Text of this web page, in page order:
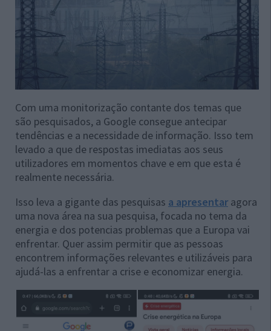
Com uma monitorização contante dos temas que
são pesquisados, a Google consegue antecipar
tendências e a necessidade de informação. Isso tem
levado a que de respostas imediatas aos seus
utilizadores em momentos chave e em que esta é
realmente necessária.
Isso leva a gigante das pesquisas a apresentar agora
uma nova área na sua pesquisa, focada no tema da
energia e dos potencias problemas que a Europa vai
enfrentar. Quer assim permitir que as pessoas
encontrem informações relevantes e utilizáveis ​​para
ajudá-las a enfrentar a crise e economizar energia.